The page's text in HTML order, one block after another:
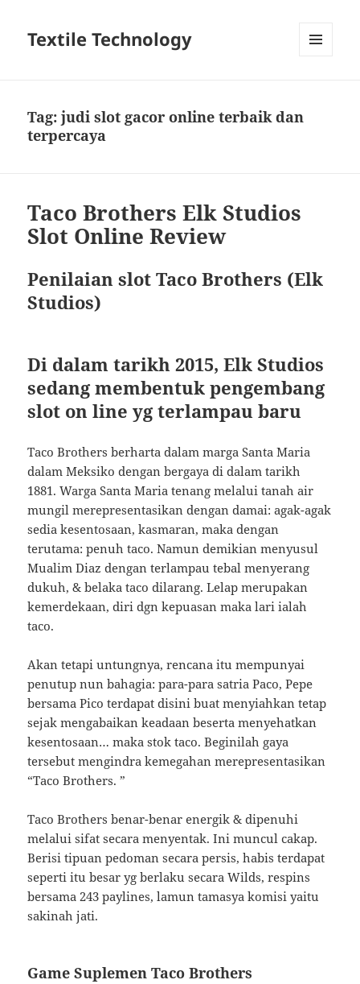
Textile Technology
Tag:judi slot gacor online terbaik dan
terpercaya
Taco Brothers Elk Studios
Slot Online Review
Penilaian slot Taco Brothers (Elk
Studios)
Di dalam tarikh 2015, Elk Studios
sedang membentuk pengembang
slot on line yg terlampau baru
Taco Brothers berharta dalam marga Santa Maria
dalam Meksiko dengan bergaya di dalam tarikh
1881. Warga Santa Maria tenang melalui tanah air
mungil merepresentasikan dengan damai: agak-agak
sedia kesentosaan, kasmaran, maka dengan
terutama: penuh taco. Namun demikian menyusul
Mualim Diaz dengan terlampau tebal menyerang
dukuh, & belaka taco dilarang. Lelap merupakan
kemerdekaan, diri dgn kepuasan maka lari ialah
taco.
Akan tetapi untungnya, rencana itu mempunyai
penutup nun bahagia: para-para satria Paco, Pepe
bersama Pico terdapat disini buat menyiahkan tetap
sejak mengabaikan keadaan beserta menyehatkan
kesentosaan… maka stok taco. Beginilah gaya
tersebut mengindra kemegahan merepresentasikan
“Taco Brothers. ”
Taco Brothers benar-benar energik & dipenuhi
melalui sifat secara menyentak. Ini muncul cakap.
Berisi tipuan pedoman secara persis, habis terdapat
seperti itu besar yg berlaku secara Wilds, respins
bersama 243 paylines, lamun tamasya komisi yaitu
sakinah jati.
Game Suplemen Taco Brothers